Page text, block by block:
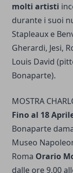
molti artisti
durante i suoi
Stapleaux e
Gherardi, Jesi,
Louis David
Bonaparte).
MOSTRA
Fino al 18
Bonaparte
Museo
Roma Orario
dalle ore 9.00